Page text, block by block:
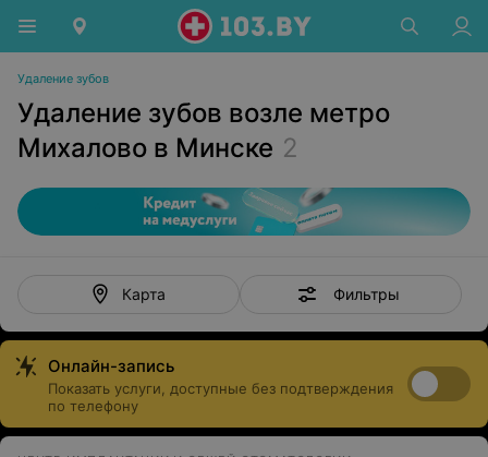
Удаление зубов
Удаление зубов возле метро
Михалово в Минске 2
Карта Фильтры
Онлайн-запись
Показать услуги, доступные без подтверждения
по телефону